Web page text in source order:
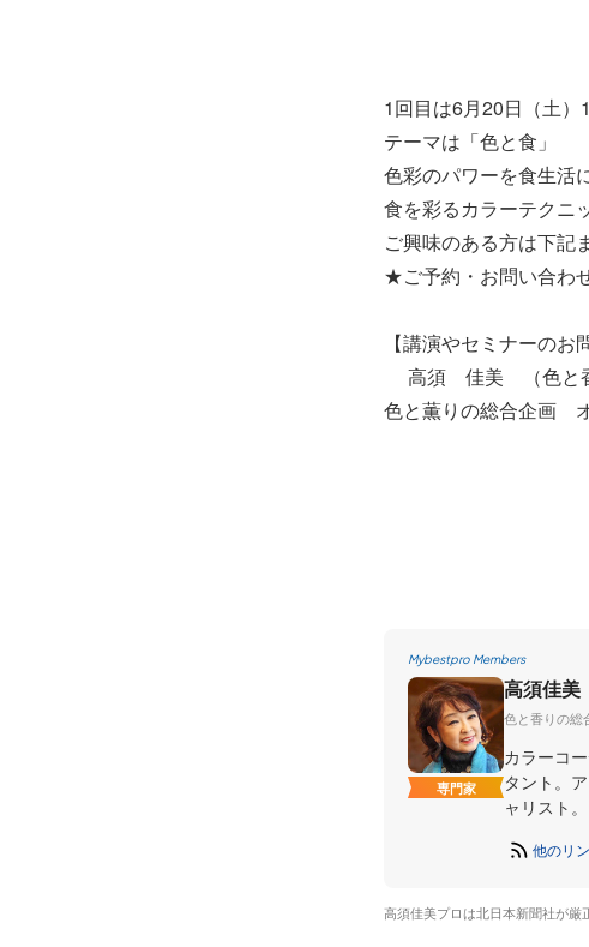
1回目は6月20日（土）
テーマは「色と食」
色彩のパワーを食生活
食を彩るカラーテクニ
ご興味のある方は下記
★ご予約・お問い合わ
【講演やセミナーのお
高須 佳美 （色と
色と薫りの総合企画
Mybestpro Members
専門家
高須佳美
色と香りの
カラーコ
タント。
ャリスト
他のリ
高須佳美プロは北日本新聞社が厳